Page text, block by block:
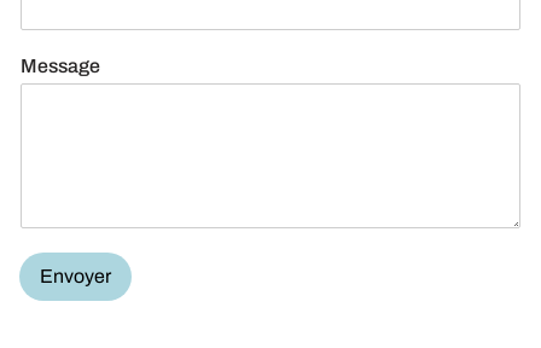
Message
Envoyer